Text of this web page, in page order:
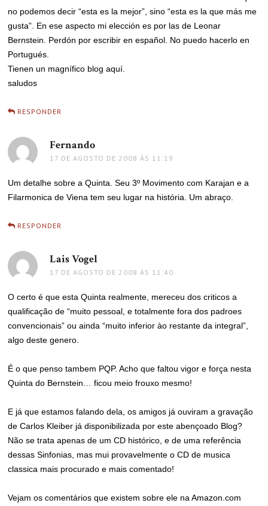
no podemos decir “esta es la mejor”, sino “esta es la que más me
gusta”. En ese aspecto mi elección es por las de Leonar
Bernstein. Perdón por escribir en español. No puedo hacerlo en
Portugués.
Tienen un magnífico blog aquí.
saludos
RESPONDER
Fernando
17 DE AGOSTO DE 2008 ÀS 11:19
Um detalhe sobre a Quinta. Seu 3º Movimento com Karajan e a
Filarmonica de Viena tem seu lugar na história. Um abraço.
RESPONDER
Lais Vogel
17 DE AGOSTO DE 2008 ÀS 11:40
O certo é que esta Quinta realmente, mereceu dos criticos a
qualificação de “muito pessoal, e totalmente fora dos padroes
convencionais” ou ainda “muito inferior ào restante da integral”,
algo deste genero.
É o que penso tambem PQP. Acho que faltou vigor e força nesta
Quinta do Bernstein… ficou meio frouxo mesmo!
E já que estamos falando dela, os amigos já ouviram a gravação
de Carlos Kleiber já disponibilizada por este abençoado Blog?
Não se trata apenas de um CD histórico, e de uma referência
dessas Sinfonias, mas mui provavelmente o CD de musica
classica mais procurado e mais comentado!
Vejam os comentários que existem sobre ele na Amazon.com